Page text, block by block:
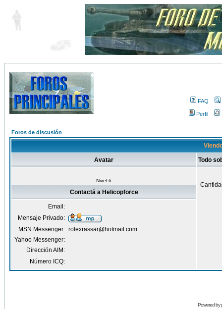
FAQ
Perfil
Foros de discusión
Avatar Todo
Nivel 6
Contactá a Helicopforce
Email:
Mensaje Privado:
MSN Messenger: rolexrassar@hotmail.com
Yahoo Messenger:
Dirección AIM:
Número ICQ:
Powered by